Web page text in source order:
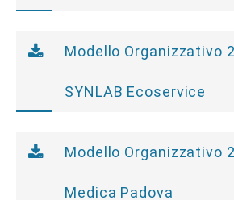
Modello Organizzativo
SYNLAB Ecoservice
Modello Organizzativo
Medica Padova